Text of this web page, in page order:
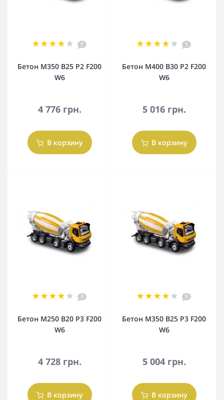
1
Бетон М350 В25 Р2 F200
W6
4 776 грн.
В корзину
1
Бетон М400 В30 Р2 F200
W6
5 016 грн.
В корзину
1
Бетон М250 В20 Р3 F200
W6
4 728 грн.
В корзину
1
Бетон М350 В25 Р3 F200
W6
5 004 грн.
В корзину